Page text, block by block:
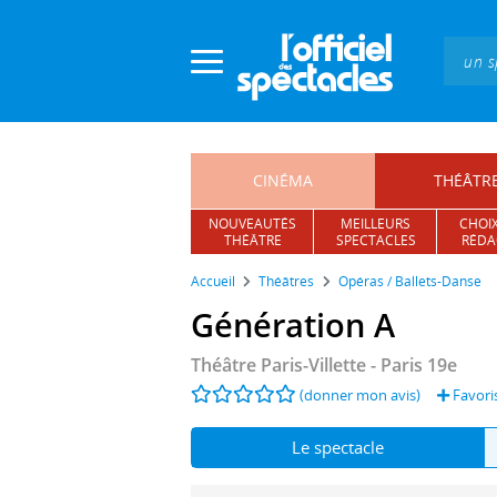
CINÉMA
NOUVEAUTÉS
THÉÂTRE
MEILLEURS
SPECTACLES
Accueil Théâtres Opéras / Ballets-Danse
Génération A
Théâtre Paris-Villette- Paris 19e
(donner mon avis)
Le spectacle